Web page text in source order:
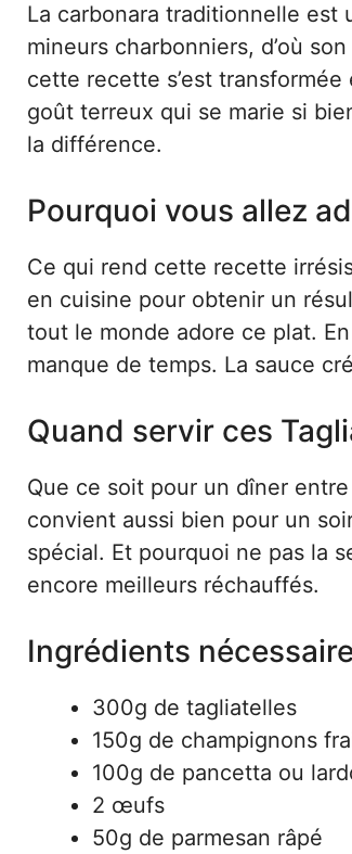
La carbonara traditionnelle est
mineurs charbonniers, d’où
cette recette s’est
goût terreux qui se marie si
la différence.
Pourquoi vous allez
Ce qui rend cette recette
en cuisine pour obtenir un
tout le monde adore ce plat.
manque de temps. La sauce
Quand servir ces
Que ce soit pour un dîner
convient aussi bien pour un
spécial. Et pourquoi ne pas la
encore meilleurs réchauffés.
Ingrédients
300g de tagliatelles
150g de champignons
100g de pancetta ou
2 œufs
50g de parmesan râpé